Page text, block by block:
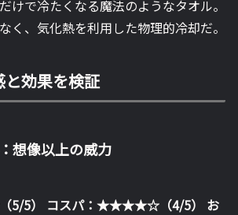
けで冷たくなる魔法のようなタオル。
く、気化熱を利用した物理的冷却だ。
効果を検証
想像以上の威力
5） コスパ：★★★★☆（4/5）
お